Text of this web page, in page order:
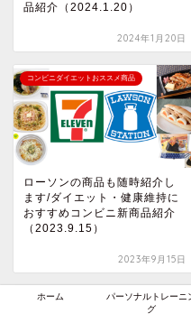
品紹介（2024.1.20）
2024年1月20日
コンビニダイエットおススメ商品
ローソンの商品も随時紹介し
ます/ダイエット・健康維持に
おすすめコンビニ新商品紹介
（2023.9.15）
2023年9月15日
コンビニダイエットおススメ商品
ホーム
パーソナルトレーニ
グ
パー